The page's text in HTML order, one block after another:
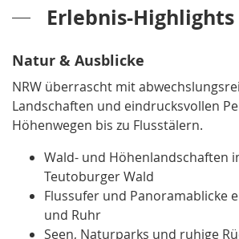
Erlebnis-Highlights
Natur & Ausblicke
NRW überrascht mit
Landschaften und eindrucksvollen
Höhenwegen bis zu Flusstälern.
Wald- und Höhenlandschaften
Teutoburger Wald
Flussufer und Panoramablicke
und Ruhr
Seen, Naturparks und ruhige